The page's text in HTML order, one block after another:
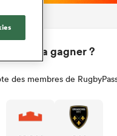
Qui va gagner ?
des membres de